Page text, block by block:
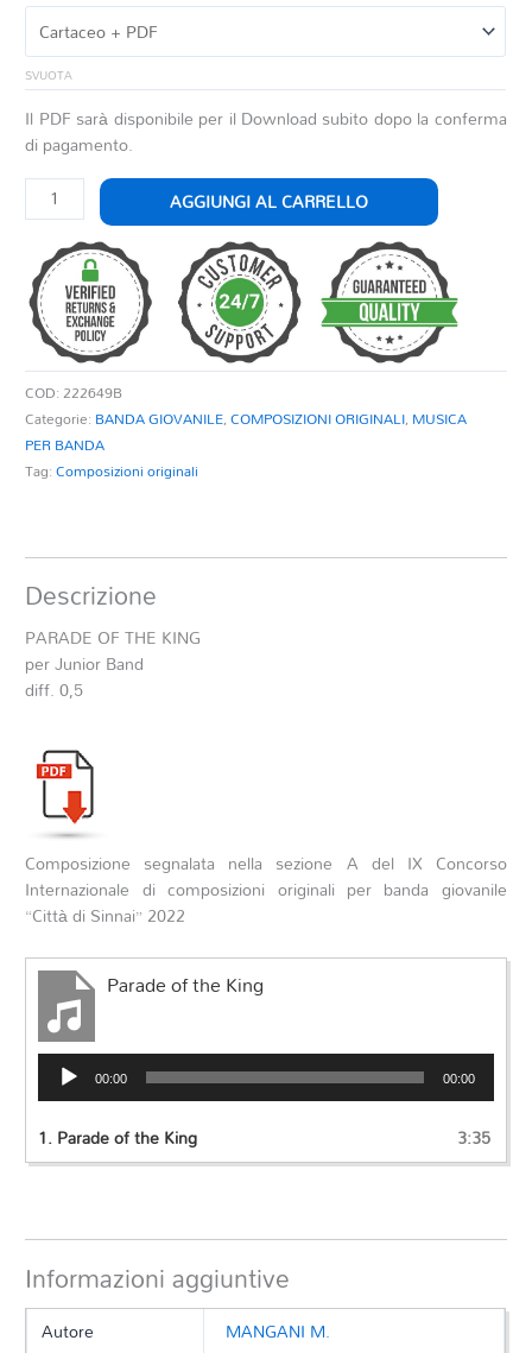
SVUOTA
Il PDF sarà disponibile per il Download subito dopo la conferma
di pagamento.
PARADE
OF
KING
quantità
AGGIUNGI AL CARRELLO
COD:222649B
Categorie: BANDA GIOVANILE,COMPOSIZIONI ORIGINALI, MUSICA
PER BANDA
Tag:Composizioni originali
Descrizione
PARADE OF THE KING
per Junior Band
diff. 0,5
Composizione segnalata nella sezione A del IX Concorso
Internazionale di composizioni originali per banda giovanile
“Città di Sinnai” 2022
Parade of the King
Audio
Player 00:00 00:00
1.Parade of the King 3:35
Informazioni aggiuntive
Autore
MANGANI M.